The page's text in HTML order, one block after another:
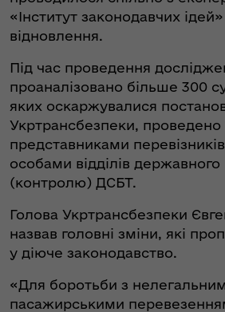
«Інститут законодавчих
відновлення.
Під час проведення
проаналізовано більше 300
яких оскаржувалися
Укртрансбезпеки, проведено
представниками
особами відділів державного
(контролю) ДСБТ.
Голова Укртрансбезпеки
назвав головні зміни, які
у діюче законодавство.
«Для боротьби з
пасажирськими